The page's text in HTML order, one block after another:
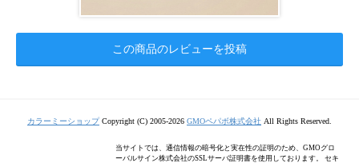
この商品のレビューを投稿
カラーミーショップCopyright (C) 2005-2026 GMOペパボ株式会社 All Rights Reserved.
当サイトでは、通信情報の暗号化と実在性の証明のため、GMOグロ
ーバルサイン株式会社のSSLサーバ証明書を使用しております。 セキ